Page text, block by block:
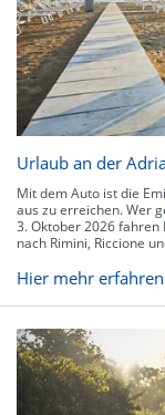
Urlaub an der
Mit dem Auto ist die
aus zu erreichen. Wer
3. Oktober 2026 fahren
nach Rimini, Riccione
Hier mehr erfahren